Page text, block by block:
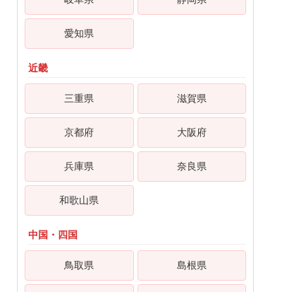
愛知県
近畿
三重県 滋賀県
京都府 大阪府
兵庫県 奈良県
和歌山県
中国・四国
鳥取県 島根県